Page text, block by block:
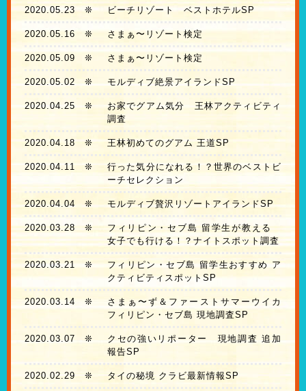
2020.05.23❊ ビーチリゾート ベストホテルSP
2020.05.16 ❊ さまぁ〜リゾート検定
2020.05.09 ❊ さまぁ〜リゾート検定
2020.05.02❊ モルディブ絶景アイランドSP
2020.04.25 ❊
お家でグアム気分 王林アクティビティ
調査
2020.04.18❊ 王林初めてのグアム 王道SP
2020.04.11❊
行った気分になれる！？世界のベストビ
ーチセレクション
2020.04.04 ❊ モルディブ贅沢リゾートアイランドSP
2020.03.28❊
フィリピン・セブ島 留学生が教える
女子でも行ける！？ナイトスポット調査
2020.03.21 ❊
フィリピン・セブ島 留学生おすすめ ア
クティビティスポットSP
2020.03.14 ❊
さまぁ〜ず＆ファーストサマーウイカ
フィリピン・セブ島 現地調査SP
2020.03.07 ❊
クセの強いリポーター 現地調査 追加
報告SP
2020.02.29 ❊ タイの秘境 クラビ最新情報SP